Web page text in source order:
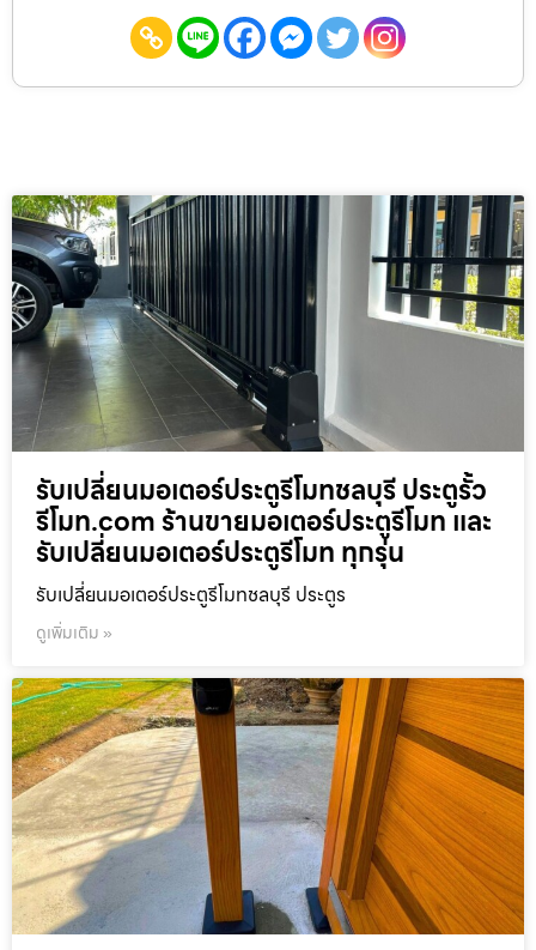
รับเปลี่ยนมอเตอร์ประตูรีโมทชลบุรี ประตูรั้ว
รีโมท.com ร้านขายมอเตอร์ประตูรีโมท และ
รับเปลี่ยนมอเตอร์ประตูรีโมท ทุกรุ่น
รับเปลี่ยนมอเตอร์ประตูรีโมทชลบุรี ประตูร
ดูเพิ่มเติม »